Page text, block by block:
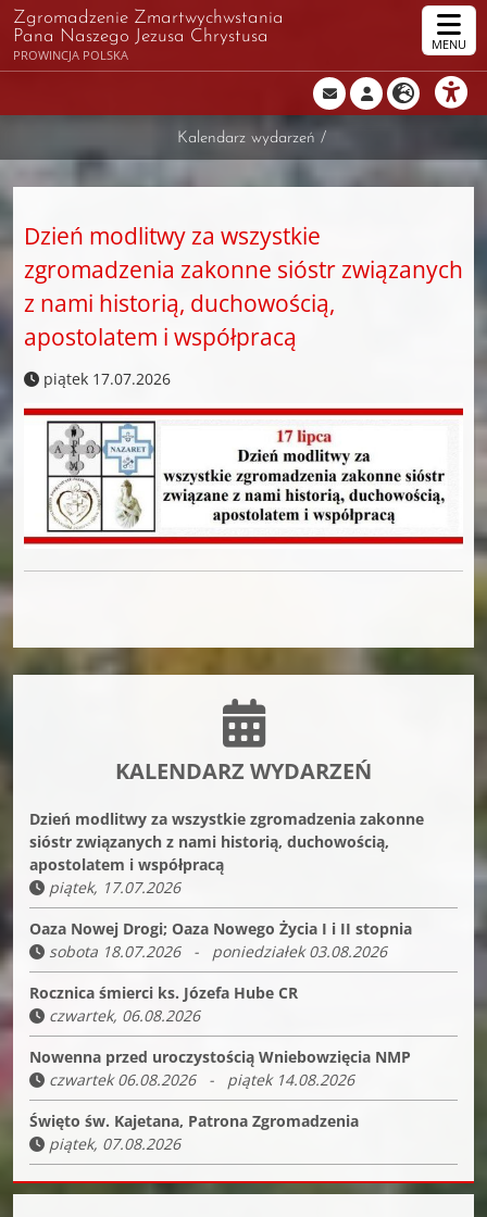
Zgromadzenie Zmartwychwstania
Pana Naszego Jezusa Chrystusa
PROWINCJA POLSKA
MENU
Kalendarz wydarzeń /
KALENDARZ WYDARZEŃ
Dzień modlitwy za wszystkie zgromadzenia zakonne
sióstr związanych z nami historią, duchowością,
apostolatem i współpracą
piątek, 17.07.2026
Oaza Nowej Drogi; Oaza Nowego Życia I i II stopnia
sobota 18.07.2026 - poniedziałek 03.08.2026
Rocznica śmierci ks. Józefa Hube CR
czwartek, 06.08.2026
Nowenna przed uroczystością Wniebowzięcia NMP
czwartek 06.08.2026 - piątek 14.08.2026
Święto św. Kajetana, Patrona Zgromadzenia
piątek, 07.08.2026
Dzień modlitwy za wszystkie
zgromadzenia zakonne sióstr związanych
z nami historią, duchowością,
apostolatem i współpracą
piątek 17.07.2026